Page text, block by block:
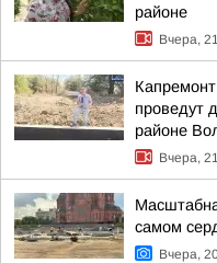
районе
Вчера,
Капремонт
проведут
районе
Вчера,
самом
Вчера,